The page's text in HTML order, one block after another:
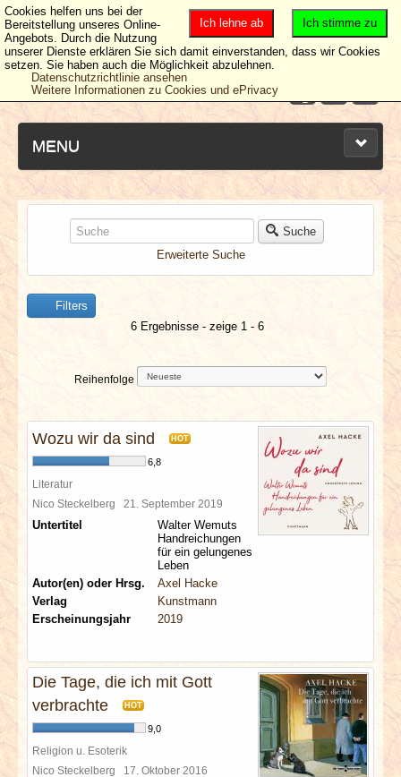
MENU
NEUESTE ARTIKEL
NEWS & DATES
BERICHTE
VERLOSUNGEN
SPECIALS
REDAKTION
ARCHIV
Suche
Erweiterte Suche
Filters
6 Ergebnisse - zeige 1 - 6
Reihenfolge
Wozu wir da sind HOT
6,8
Literatur
Nico Steckelberg 21. September 2019
Untertitel
Walter Wemuts
Handreichungen
für ein gelungenes
Leben
Autor(en) oder Hrsg.
Axel Hacke
Verlag
Kunstmann
Erscheinungsjahr
2019
Die Tage, die ich mit Gott
verbrachte
HOT
9,0
Religion u. Esoterik
Nico Steckelberg 17. Oktober 2016
Ich stimme zu
Ich lehne ab
Cookies helfen uns bei der
Bereitstellung unseres Online-
Angebots. Durch die Nutzung
unserer Dienste erklären Sie sich damit einverstanden, dass wir Cookies
setzen. Sie haben auch die Möglichkeit abzulehnen.
Datenschutzrichtlinie ansehen
Weitere Informationen zu Cookies und ePrivacy